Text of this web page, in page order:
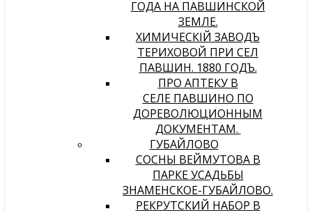
ГОДА НА ПАВШИНСКОЙ
ЗЕМЛЕ.
ХИМИЧЕСКIЙ ЗАВОДЪ
ТЕРИХОВОЙ ПРИ СЕЛѢ
ПАВШИНѢ. 1880 ГОДЪ.
ПРО АПТЕКУ В
СЕЛЕ ПАВШИНО ПО
ДОРЕВОЛЮЦИОННЫМ
ДОКУМЕНТАМ.
ГУБАЙЛОВО
СОСНЫ ВЕЙМУТОВА В
ПАРКЕ УСАДЬБЫ
ЗНАМЕНСКОЕ-ГУБАЙЛОВО.
РЕКРУТСКИЙ НАБОР В